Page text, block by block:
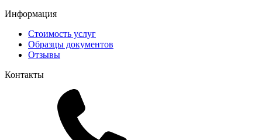
Информация
Стоимость услуг
Образцы документов
Отзывы
Контакты